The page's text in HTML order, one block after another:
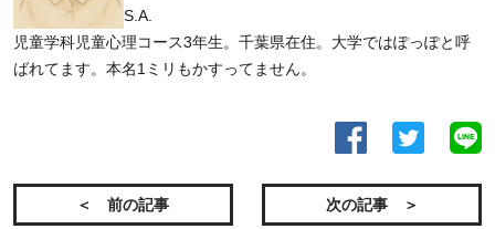
S.A.
児童学科児童心理コース3年生。千葉県在住。 大学ではぽっぽと呼
ばれてます。本名1ミリもかすってません。
＜ 前の記事 次の記事 ＞